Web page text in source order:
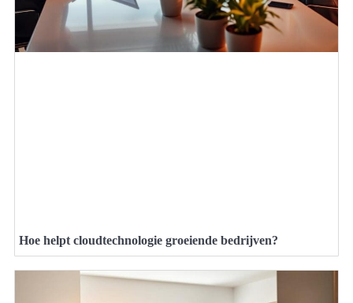
Hoe helpt cloudtechnologie groeiende bedrijven?